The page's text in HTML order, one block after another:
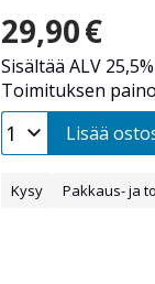
29,90€
Sisältää ALV 25,5%
Toimituksen
Lisää
Kysy Pakkaus- ja